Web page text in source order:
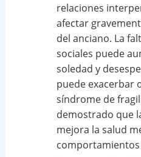
relaciones
afectar
del anciano. La
sociales puede
soledad y
puede exacerbar
síndrome de
demostrado que
mejora la salud